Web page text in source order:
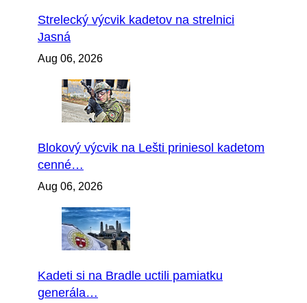
Strelecký výcvik kadetov na strelnici
Jasná
Aug 06, 2026
Blokový výcvik na Lešti priniesol kadetom
cenné…
Aug 06, 2026
Kadeti si na Bradle uctili pamiatku
generála…